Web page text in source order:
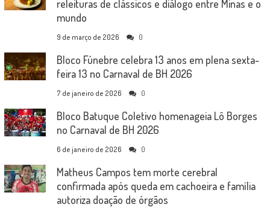
releituras de clássicos e diálogo entre Minas e o
mundo
9 de março de 2026 0
Bloco Fúnebre celebra 13 anos em plena sexta-
feira 13 no Carnaval de BH 2026
7 de janeiro de 2026 0
Bloco Batuque Coletivo homenageia Lô Borges
no Carnaval de BH 2026
6 de janeiro de 2026 0
Matheus Campos tem morte cerebral
confirmada após queda em cachoeira e família
autoriza doação de órgãos